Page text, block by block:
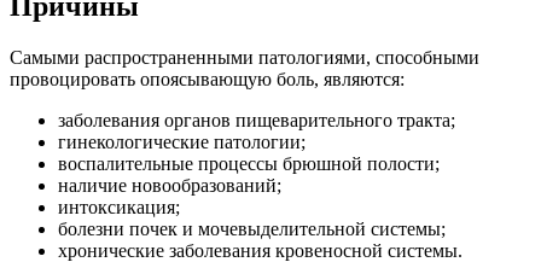
Самыми распространенными патологиями, способными
провоцировать опоясывающую боль, являются:
заболевания органов пищеварительного тракта;
гинекологические патологии;
воспалительные процессы брюшной полости;
наличие новообразований;
интоксикация;
болезни почек и мочевыделительной системы;
хронические заболевания кровеносной системы.